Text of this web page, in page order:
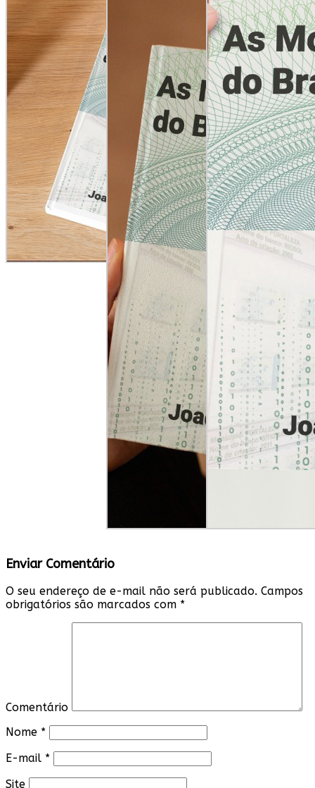
Enviar Comentário
O seu endereço de e-mail não será publicado. Campos
obrigatórios são marcados com *
Comentário
Nome *
E-mail *
Site